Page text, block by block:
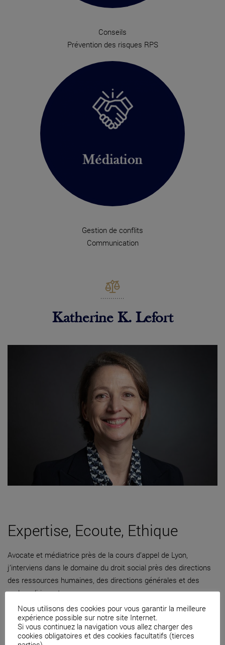
Conseils
Prévention des risques RPS
Gestion de conflits
Communication
Katherine K. Lefort
Expertise, Ecoute, Ethique
Avocate et médiatrice près de la cours d’appel de Lyon,
j’interviens dans le domaine du droit social près des directions
des ressources humaines, des directions générales et des
cadres dirigeants.
04 82 53 71 51
Contacter par mail
Nous utilisons des cookies pour vous garantir la meilleure
expérience possible sur notre site Internet.
Si vous continuez la navigation vous allez charger des
cookies obligatoires et des cookies facultatifs (tierces